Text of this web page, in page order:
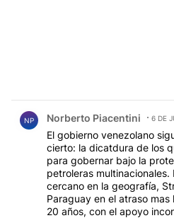
NP Norberto Piacentini 6 DE
El gobierno venezolano
cierto: la dicatdura de los
para gobernar bajo la
petroleras
cercano en la geografía,
Paraguay en el atraso
20 años, con el apoyo